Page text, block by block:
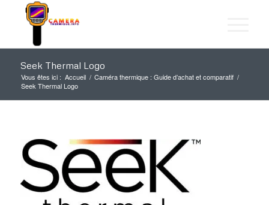
Seek Thermal Logo
Vous êtes ici : Accueil / Caméra thermique : Guide d’achat et comparatif /
Seek Thermal Logo